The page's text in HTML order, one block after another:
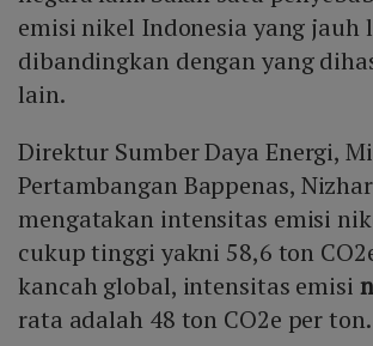
emisi nikel Indonesia yang jauh
dibandingkan dengan yang
lain.
Direktur Sumber Daya Energi,
Pertambangan Bappenas,
mengatakan intensitas emisi
cukup tinggi yakni 58,6 ton
kancah global, intensitas emisi
rata adalah 48 ton CO2e per ton.